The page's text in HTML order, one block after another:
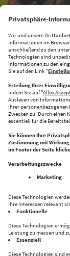
KI-
CENTRE
Halle 43 bringt